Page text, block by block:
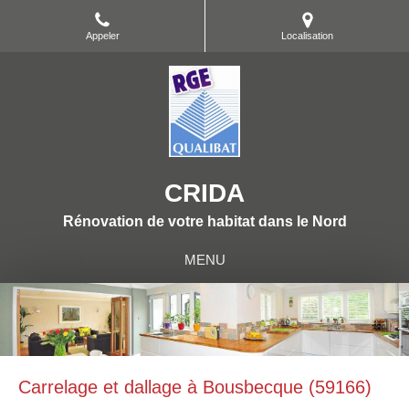
Appeler Localisation
CRIDA
Rénovation de votre habitat dans le Nord
MENU
Carrelage et dallage à Bousbecque (59166)